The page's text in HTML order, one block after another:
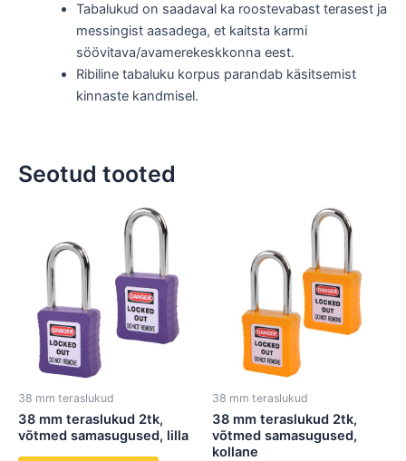
Tabalukud on saadaval ka roostevabast terasest ja
messingist aasadega, et kaitsta karmi
söövitava/avamerekeskkonna eest.
Ribiline tabaluku korpus parandab käsitsemist
kinnaste kandmisel.
Seotud tooted
38 mm teraslukud
38 mm teraslukud 2tk,
võtmed samasugused, lilla
38 mm teraslukud
38 mm teraslukud 2tk,
võtmed samasugused,
kollane